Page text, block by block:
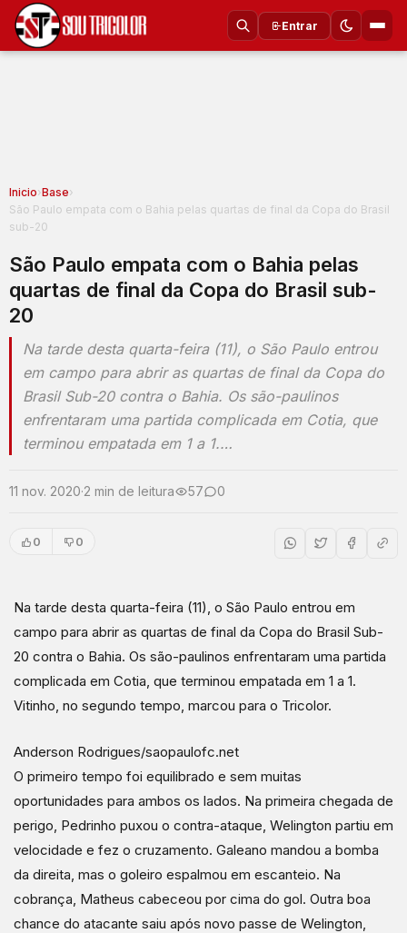
Entrar
Inicio›Base›
São Paulo empata com o Bahia pelas quartas de final da Copa do Brasil
sub-20
São Paulo empata com o Bahia pelas
quartas de final da Copa do Brasil sub-
20
Na tarde desta quarta-feira (11), o São Paulo entrou
em campo para abrir as quartas de final da Copa do
Brasil Sub-20 contra o Bahia. Os são-paulinos
enfrentaram uma partida complicada em Cotia, que
terminou empatada em 1 a 1.…
11 nov. 2020·2 min de leitura 57 0
0 0
Na tarde desta quarta-feira (11), o São Paulo entrou em
campo para abrir as quartas de final da Copa do Brasil Sub-
20 contra o Bahia. Os são-paulinos enfrentaram uma partida
complicada em Cotia, que terminou empatada em 1 a 1.
Vitinho, no segundo tempo, marcou para o Tricolor.
Anderson Rodrigues/saopaulofc.net
O primeiro tempo foi equilibrado e sem muitas
oportunidades para ambos os lados. Na primeira chegada de
perigo, Pedrinho puxou o contra-ataque, Welington partiu em
velocidade e fez o cruzamento. Galeano mandou a bomba
da direita, mas o goleiro espalmou em escanteio. Na
cobrança, Matheus cabeceou por cima do gol. Outra boa
chance do atacante saiu após novo passe de Welington,